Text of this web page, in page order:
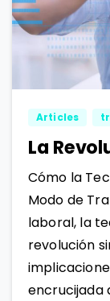
Articles
La
Cómo la
Modo de
laboral, la
revolución
encrucijada